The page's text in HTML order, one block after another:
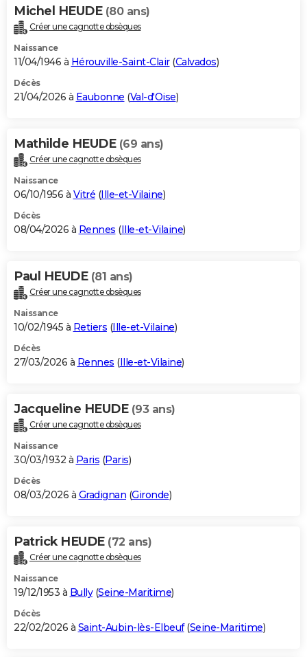
Michel HEUDE (80 ans)
Créer une cagnotte obsèques
Naissance
11/04/1946 à Hérouville-Saint-Clair(Calvados)
Décès
21/04/2026 à Eaubonne (Val-d'Oise)
Mathilde HEUDE (69 ans)
Créer une cagnotte obsèques
Naissance
06/10/1956 à Vitré (Ille-et-Vilaine)
Décès
08/04/2026 à Rennes (Ille-et-Vilaine)
Paul HEUDE (81 ans)
Créer une cagnotte obsèques
Naissance
10/02/1945 à Retiers (Ille-et-Vilaine)
Décès
27/03/2026 à Rennes (Ille-et-Vilaine)
Jacqueline HEUDE (93 ans)
Créer une cagnotte obsèques
Naissance
30/03/1932 à Paris (Paris)
Décès
08/03/2026 à Gradignan (Gironde)
Patrick HEUDE (72 ans)
Créer une cagnotte obsèques
Naissance
19/12/1953 à Bully(Seine-Maritime)
Décès
22/02/2026 à Saint-Aubin-lès-Elbeuf(Seine-Maritime)